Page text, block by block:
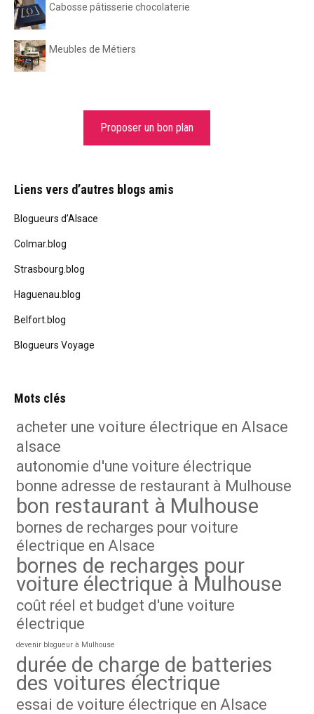
Cabosse pâtisserie chocolaterie
Meubles de Métiers
Proposer un bon plan
Liens vers d’autres blogs amis
Blogueurs d’Alsace
Colmar.blog
Strasbourg.blog
Haguenau.blog
Belfort.blog
Blogueurs Voyage
Mots clés
acheter une voiture électrique en Alsace
alsace
autonomie d'une voiture électrique
bonne adresse de restaurant à Mulhouse
bon restaurant à Mulhouse
bornes de recharges pour voiture
électrique en Alsace
bornes de recharges pour
voiture électrique à Mulhouse
coût réel et budget d'une voiture
électrique
devenir blogueur à Mulhouse
durée de charge de batteries
des voitures électrique
essai de voiture électrique en Alsace